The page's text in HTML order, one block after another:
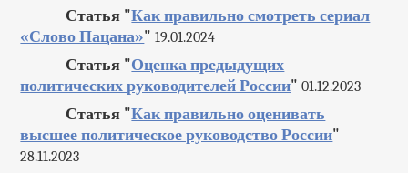
Статья "Как правильно смотреть сериал
«Слово Пацана»" 19.01.2024
Статья "Оценка предыдущих
политических руководителей России" 01.12.2023
Статья "Как правильно оценивать
высшее политическое руководство России"
28.11.2023